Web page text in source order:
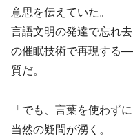
意思を伝えていた。
言語文明の発達で忘れ
の催眠技術で再現する
質だ。
「でも、言葉を使わず
当然の疑問が湧く。